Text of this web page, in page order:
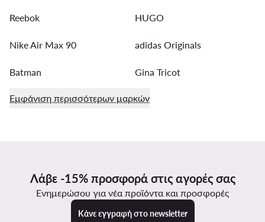
Reebok HUGO
Nike Air Max 90 adidas Originals
Batman Gina Tricot
Εμφάνιση περισσότερων μαρκών
Λάβε -15% προσφορά στις αγορές σας
Ενημερώσου για νέα προϊόντα και προσφορές
Κάνε εγγραφή στο newsletter